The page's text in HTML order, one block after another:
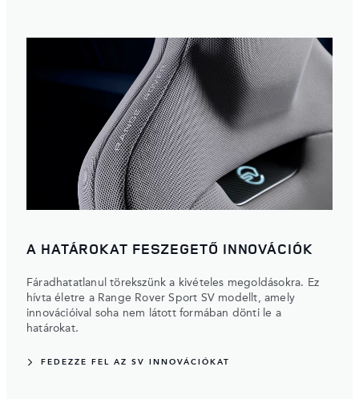
A HATÁROKAT FESZEGETŐ INNOVÁCIÓK
Fáradhatatlanul törekszünk a kivételes megoldásokra. Ez
hívta életre a Range Rover Sport SV modellt, amely
innovációival soha nem látott formában dönti le a
határokat.
FEDEZZE FEL AZ SV INNOVÁCIÓKAT